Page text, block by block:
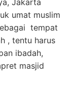
umat muslim
tempat
, tentu harus
ibadah,
masjid